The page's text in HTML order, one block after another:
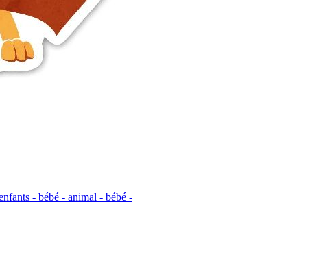
- bébé - animal - bébé -